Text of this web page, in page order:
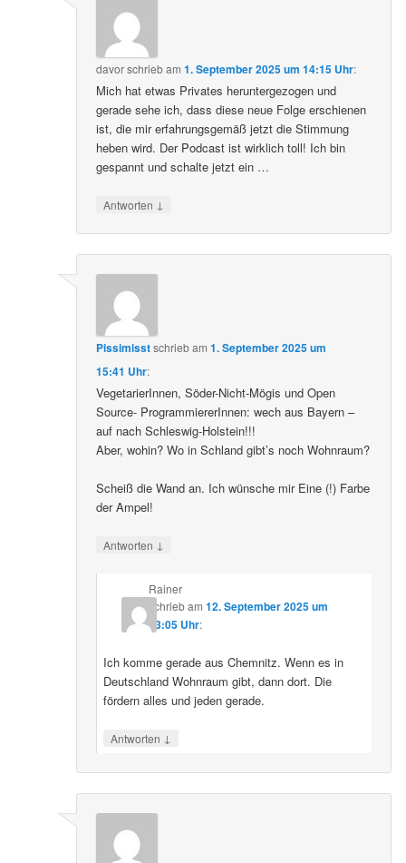
davorschriebam1. September 2025 um 14:15 Uhr:
Mich hat etwas Privates heruntergezogen und
gerade sehe ich, dass diese neue Folge erschienen
ist, die mir erfahrungsgemäß jetzt die Stimmung
heben wird. Der Podcast ist wirklich toll! Ich bin
gespannt und schalte jetzt ein …
Antworten ↓
Pissimisstschriebam1. September 2025 um
15:41 Uhr:
VegetarierInnen, Söder-Nicht-Mögis und Open
Source- ProgrammiererInnen: wech aus Bayern –
auf nach Schleswig-Holstein!!!
Aber, wohin? Wo in Schland gibt’s noch Wohnraum?
Scheiß die Wand an. Ich wünsche mir Eine (!) Farbe
der Ampel!
Antworten ↓
Rainer
schriebam 12. September 2025 um
23:05 Uhr:
Ich komme gerade aus Chemnitz. Wenn es in
Deutschland Wohnraum gibt, dann dort. Die
fördern alles und jeden gerade.
Antworten ↓